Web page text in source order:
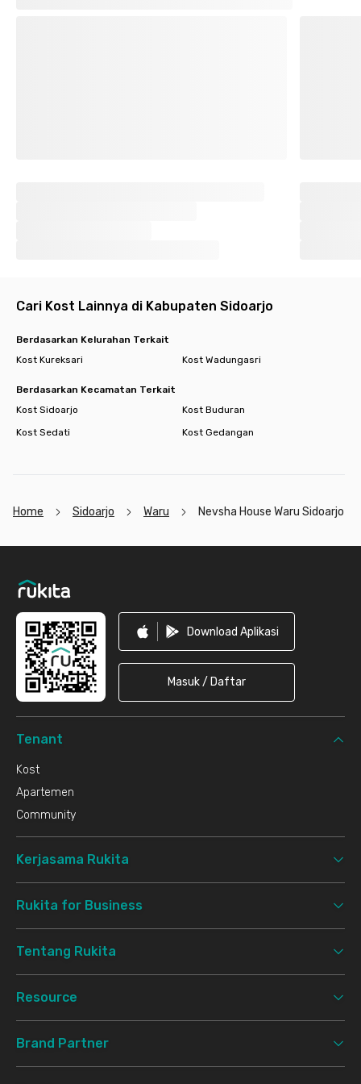
Cari Kost Lainnya di Kabupaten Sidoarjo
Berdasarkan Kelurahan Terkait
Kost Kureksari
Kost Wadungasri
Berdasarkan Kecamatan Terkait
Kost Sidoarjo
Kost Buduran
Kost Sedati
Kost Gedangan
Home Sidoarjo Waru Nevsha House Waru Sidoarjo
Download Aplikasi
Masuk / Daftar
Tenant
Kost
Apartemen
Community
Kerjasama Rukita
Rukita for Business
Tentang Rukita
Resource
Brand Partner